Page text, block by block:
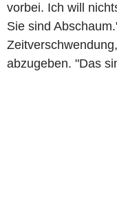
vorbei. Ich will
Sie sind
abzugeben. "Das